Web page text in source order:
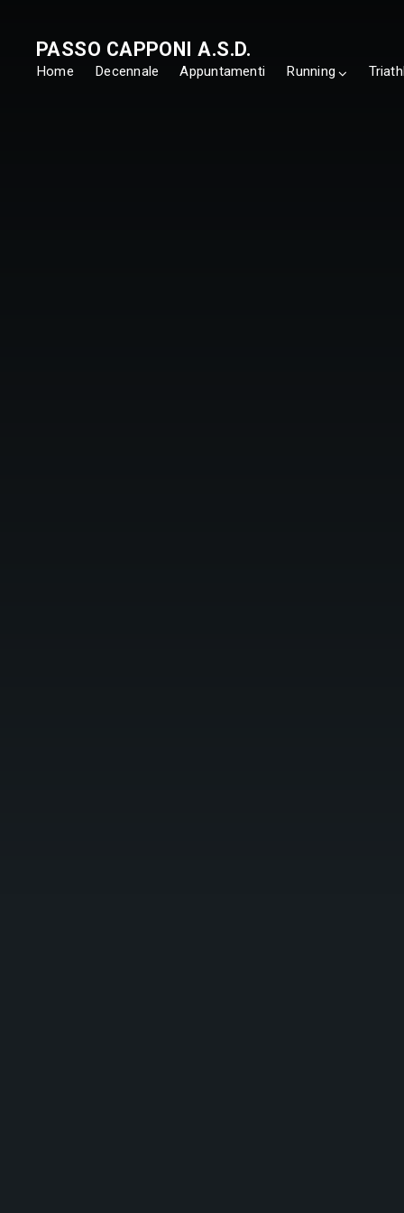
PASSO CAPPONI A.S.D.
Home Decennale Appuntamenti Running